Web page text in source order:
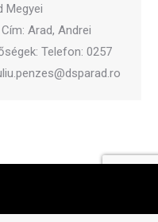
Megyei
Arad, Andrei
Telefon: 0257